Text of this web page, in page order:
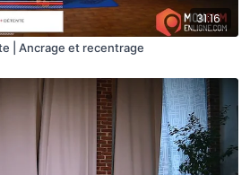
31:16
| Ancrage et recentrage